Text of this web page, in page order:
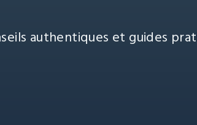
authentiques et guides